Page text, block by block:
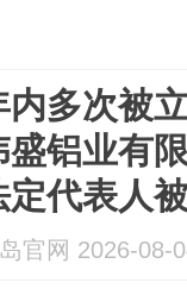
内多次被
盛铝业有
定代表人
官网 2026-08-